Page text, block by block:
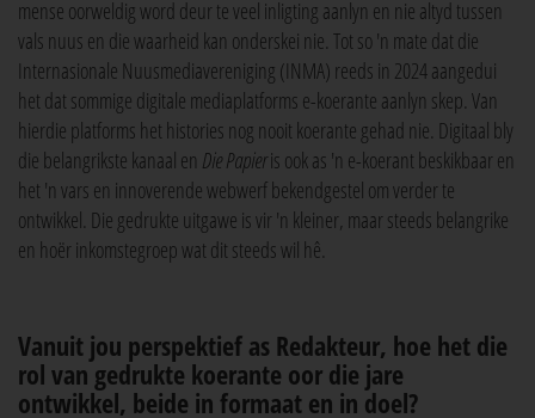
mense oorweldig word deur te veel inligting aanlyn en nie altyd tussen
vals nuus en die waarheid kan onderskei nie. Tot so 'n mate dat die
Internasionale Nuusmediavereniging (INMA) reeds in 2024 aangedui
het dat sommige digitale mediaplatforms e-koerante aanlyn skep. Van
hierdie platforms het histories nog nooit koerante gehad nie. Digitaal bly
die belangrikste kanaal en Die Papieris ook as 'n e-koerant beskikbaar en
het 'n vars en innoverende webwerf bekendgestel om verder te
ontwikkel. Die gedrukte uitgawe is vir 'n kleiner, maar steeds belangrike
en hoër inkomstegroep wat dit steeds wil hê.
Vanuit jou perspektief as Redakteur, hoe het die
rol van gedrukte koerante oor die jare
ontwikkel, beide in formaat en in doel?